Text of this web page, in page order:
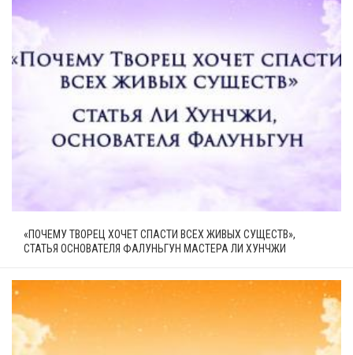
«ПОЧЕМУ ТВОРЕЦ ХОЧЕТ СПАСТИ ВСЕХ ЖИВЫХ СУЩЕСТВ»,
СТАТЬЯ ОСНОВАТЕЛЯ ФАЛУНЬГУН МАСТЕРА ЛИ ХУНЧЖИ